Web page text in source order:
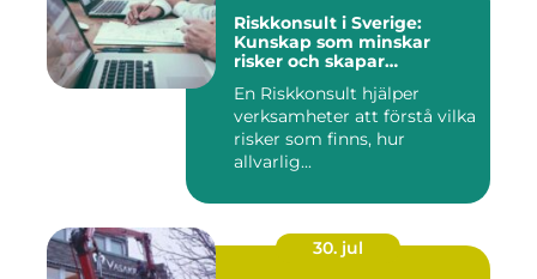
Riskkonsult i Sverige:
Kunskap som minskar
risker och skapar
En Riskkonsult hjälper
verksamheter att förstå vilka
risker som finns, hur
allvarlig...
30. jul